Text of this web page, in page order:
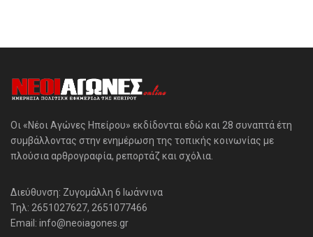
Οι «Νέοι Αγώνες Ηπείρου» εκδίδονται εδώ και 28 συναπτά έτη
συμβάλλοντας στην ενημέρωση της τοπικής κοινωνίας με
πλούσια αρθρογραφία, ρεπορτάζ και σχόλια.
Διεύθυνση: Ζυγομάλλη 6 Ιωάννινα
Τηλ: 2651027627, 2651077466
Email: info@neoiagones.gr